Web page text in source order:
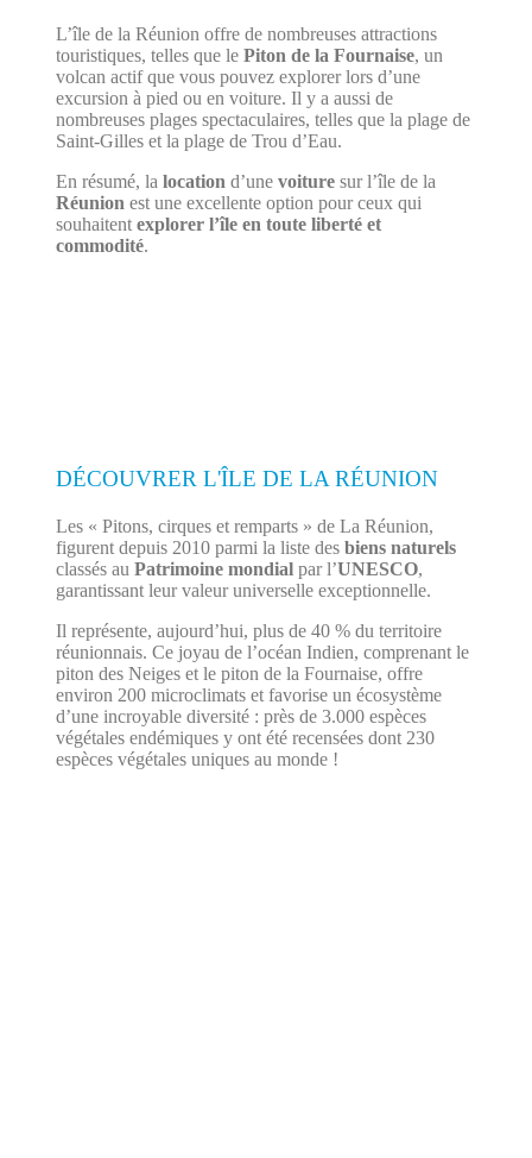
L’île de la Réunion offre de nombreuses attractions
touristiques, telles que le Piton de la Fournaise, un
volcan actif que vous pouvez explorer lors d’une
excursion à pied ou en voiture. Il y a aussi de
nombreuses plages spectaculaires, telles que la plage de
Saint-Gilles et la plage de Trou d’Eau.
En résumé, la location d’unevoituresur l’île de la
Réunion est une excellente option pour ceux qui
souhaitent explorer l’île en toute liberté et
commodité.
DÉCOUVRER L'ÎLE DE LA RÉUNION
Les « Pitons, cirques et remparts » de La Réunion,
figurent depuis 2010 parmi la liste des biens naturels
classés au Patrimoine mondialpar l’UNESCO,
garantissant leur valeur universelle exceptionnelle.
Il représente, aujourd’hui, plus de 40 % du territoire
réunionnais. Ce joyau de l’océan Indien, comprenant le
piton des Neiges et le piton de la Fournaise, offre
environ 200 microclimats et favorise un écosystème
d’une incroyable diversité : près de 3.000 espèces
végétales endémiques y ont été recensées dont 230
espèces végétales uniques au monde !